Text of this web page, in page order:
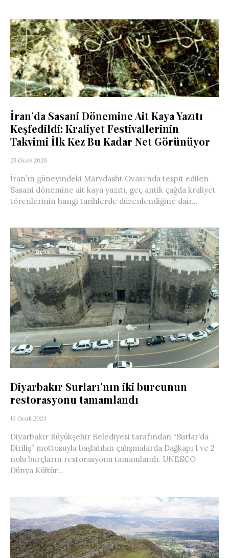
İran’da Sasani Dönemine Ait Kaya Yazıtı
Keşfedildi: Kraliyet Festivallerinin
Takvimi İlk Kez Bu Kadar Net Görünüyor
25 Ocak 2026
İran’ın güneyindeki Marvdasht Ovası’nda tespit edilen
Sasani dönemine ait kaya yazıtı, geç antik çağda kraliyet
törenlerinin hangi tarihlerde düzenlendiğine dair...
Diyarbakır Surları’nın iki burcunun
restorasyonu tamamlandı
19 Ocak 2023
Diyarbakır Büyükşehir Belediyesi tarafından “Surlar’da
Diriliş” mottosuyla başlatılan çalışmalarda Dağkapı 1 ve 2
nolu burçların restorasyonu tamamlandı. UNESCO
Dünya Kültür...